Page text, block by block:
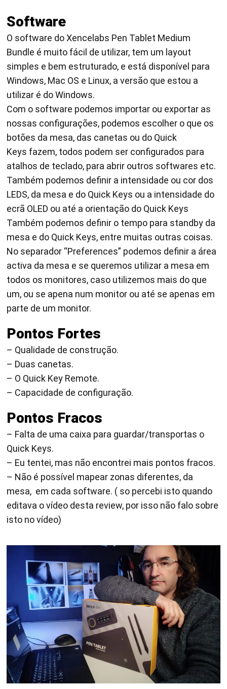
Software
O software do Xencelabs Pen Tablet Medium
Bundle é muito fácil de utilizar, tem um layout
simples e bem estruturado, e está disponível para
Windows, Mac OS e Linux, a versão que estou a
utilizar é do Windows.
Com o software podemos importar ou exportar as
nossas configurações, podemos escolher o que os
botões da mesa, das canetas ou do Quick
Keys fazem, todos podem ser configurados para
atalhos de teclado, para abrir outros softwares etc.
Também podemos definir a intensidade ou cor dos
LEDS, da mesa e do Quick Keys ou a intensidade do
ecrã OLED ou até a orientação do Quick Keys
Também podemos definir o tempo para standby da
mesa e do Quick Keys, entre muitas outras coisas.
No separador “Preferences” podemos definir a área
activa da mesa e se queremos utilizar a mesa em
todos os monitores, caso utilizemos mais do que
um, ou se apena num monitor ou até se apenas em
parte de um monitor.
Pontos Fortes
– Qualidade de construção.
– Duas canetas.
– O Quick Key Remote.
– Capacidade de configuração.
Pontos Fracos
– Falta de uma caixa para guardar/transportas o
Quick Keys.
– Eu tentei, mas não encontrei mais pontos fracos.
– Não é possível mapear zonas diferentes, da
mesa, em cada software. ( so percebi isto quando
editava o vídeo desta review, por isso não falo sobre
isto no vídeo)